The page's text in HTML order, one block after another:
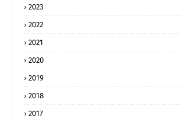
2023
2022
2021
2020
2019
2018
2017